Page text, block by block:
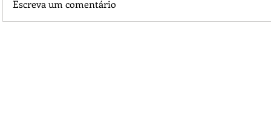
Escreva um comentário